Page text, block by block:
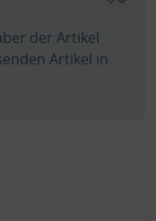
der Artikel
Artikel in